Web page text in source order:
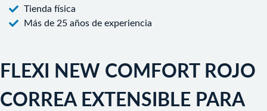
Tienda física
Más de 25 años de experiencia
FLEXI NEW COMFORT ROJO
CORREA EXTENSIBLE PARA